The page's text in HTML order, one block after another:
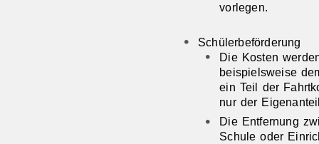
vorlegen.
Schülerbeförderung
Die Kosten
beispielsweise
ein Teil der
nur der
Die Entfernung
Schule oder